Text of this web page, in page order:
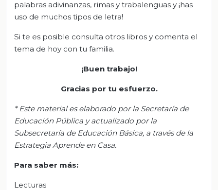
palabras adivinanzas, rimas y trabalenguas y ¡has
uso de muchos tipos de letra!
Si te es posible consulta otros libros y comenta el
tema de hoy con tu familia.
¡Buen trabajo!
Gracias por tu esfuerzo.
*Este material es elaborado por la Secretaría de
Educación Pública y actualizado por la
Subsecretaría de Educación Básica, a través de la
Estrategia Aprende en Casa.
Para saber más:
Lecturas